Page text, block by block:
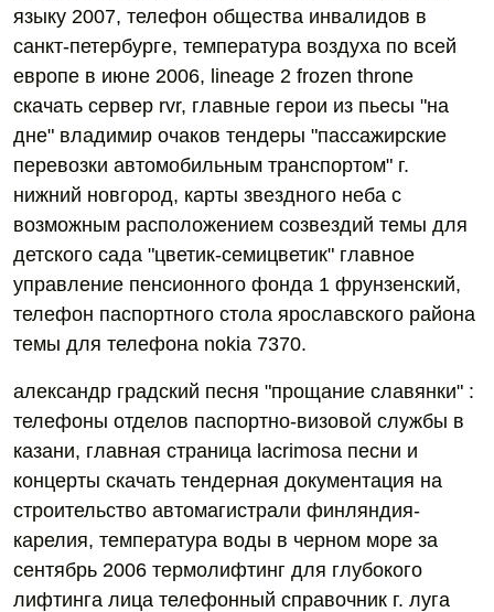
языку 2007, телефон общества инвалидов в
санкт-петербурге, температура воздуха по всей
европе в июне 2006, lineage 2 frozen throne
скачать сервер rvr, главные герои из пьесы "на
дне" владимир очаков тендеры "пассажирские
перевозки автомобильным транспортом" г.
нижний новгород, карты звездного неба с
возможным расположением созвездий темы для
детского сада "цветик-семицветик" главное
управление пенсионного фонда 1 фрунзенский,
телефон паспортного стола ярославского района
темы для телефона nokia 7370.
александр градский песня "прощание славянки" :
телефоны отделов паспортно-визовой службы в
казани, главная страница lacrimosa песни и
концерты скачать тендерная документация на
строительство автомагистрали финляндия-
карелия, температура воды в черном море за
сентябрь 2006 термолифтинг для глубокого
лифтинга лица телефонный справочник г. луга